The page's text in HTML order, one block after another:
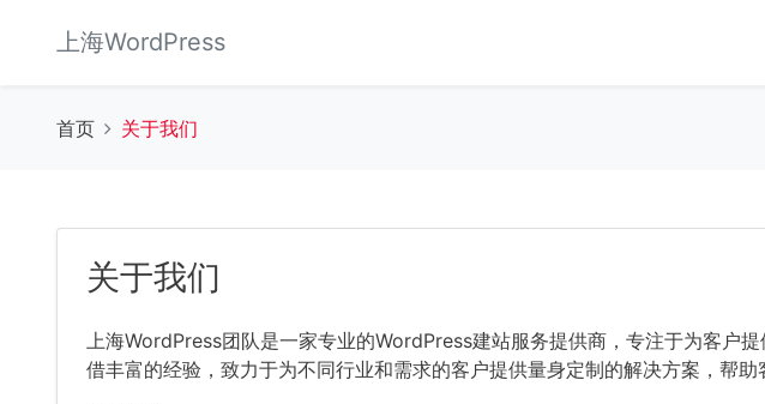
上海WordPress
首页 关于我们
关于我们
上海WordPress团队是一家专业的WordPress建站服务提供商，专注于为客户
借丰富的经验，致力于为不同行业和需求的客户提供量身定制的解决方案，帮助